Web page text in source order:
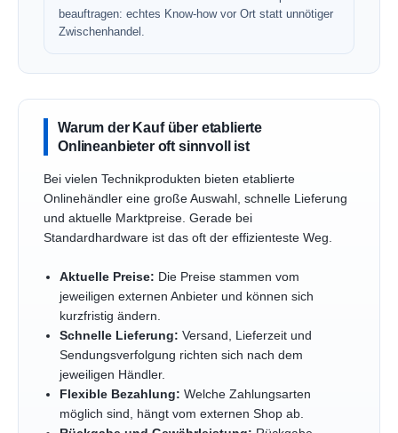
beauftragen: echtes Know-how vor Ort statt unnötiger
Zwischenhandel.
Warum der Kauf über etablierte
Onlineanbieter oft sinnvoll ist
Bei vielen Technikprodukten bieten etablierte
Onlinehändler eine große Auswahl, schnelle Lieferung
und aktuelle Marktpreise. Gerade bei
Standardhardware ist das oft der effizienteste Weg.
Aktuelle Preise: Die Preise stammen vom
jeweiligen externen Anbieter und können sich
kurzfristig ändern.
Schnelle Lieferung: Versand, Lieferzeit und
Sendungsverfolgung richten sich nach dem
jeweiligen Händler.
Flexible Bezahlung: Welche Zahlungsarten
möglich sind, hängt vom externen Shop ab.